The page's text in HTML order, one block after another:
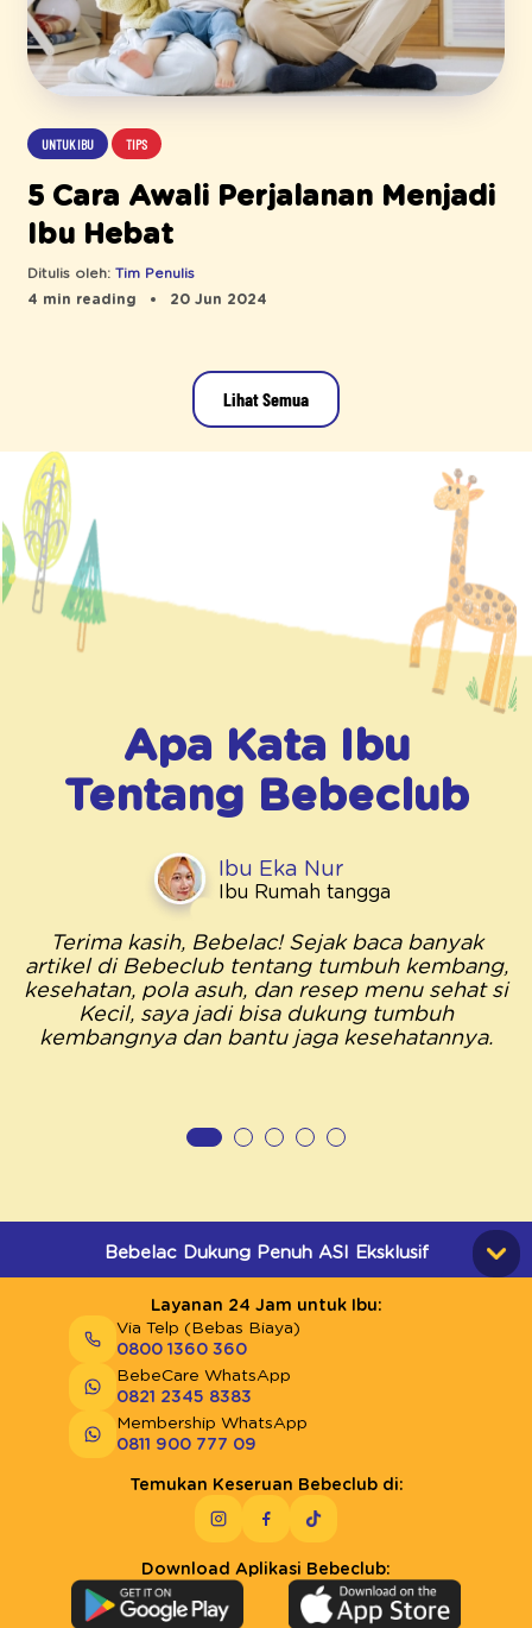
UNTUK IBU TIPS
5 Cara Awali Perjalanan Menjadi
Ibu Hebat
Ditulis oleh: Tim Penulis
4 min reading
20 Jun 2024
Lihat Semua
Apa Kata Ibu
Tentang Bebeclub
Ibu Eka Nur
Ibu Rumah tangga
Terima kasih, Bebelac! Sejak baca banyak
artikel di Bebeclub tentang tumbuh kembang,
kesehatan, pola asuh, dan resep menu sehat si
Kecil, saya jadi bisa dukung tumbuh
kembangnya dan bantu jaga kesehatannya.
Bebelac Dukung Penuh ASI Eksklusif
Layanan 24 Jam untuk Ibu:
Via Telp (Bebas Biaya)
0800 1360 360
BebeCare WhatsApp
0821 2345 8383
Membership WhatsApp
0811 900 777 09
Temukan Keseruan Bebeclub di:
Download Aplikasi Bebeclub: